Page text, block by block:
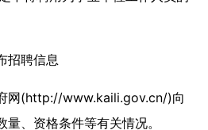
招聘信息
网(http://www.kaili.gov.cn/)向
、资格条件等有关情况。